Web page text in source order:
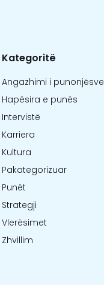
Kategoritë
Angazhimi i punonjësve
Hapësira e punës
Intervistë
Karriera
Kultura
Pakategorizuar
Punët
Strategji
Vlerësimet
Zhvillim